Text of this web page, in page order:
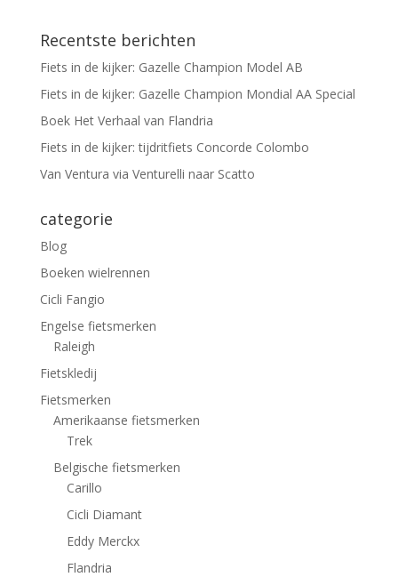
Recentste berichten
Fiets in de kijker: Gazelle Champion Model AB
Fiets in de kijker: Gazelle Champion Mondial AA Special
Boek Het Verhaal van Flandria
Fiets in de kijker: tijdritfiets Concorde Colombo
Van Ventura via Venturelli naar Scatto
categorie
Blog
Boeken wielrennen
Cicli Fangio
Engelse fietsmerken
Raleigh
Fietskledij
Fietsmerken
Amerikaanse fietsmerken
Trek
Belgische fietsmerken
Carillo
Cicli Diamant
Eddy Merckx
Flandria